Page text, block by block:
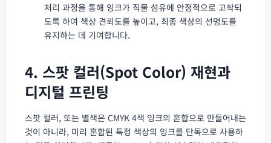
처리 과정을 통해 잉크가 직물 섬유에 안정적으로 고착되
도록 하여 색상 견뢰도를 높이고, 최종 색상의 선명도를
유지하는 데 기여합니다.
4. 스팟 컬러(Spot Color) 재현과
디지털 프린팅
스팟 컬러, 또는 별색은 CMYK 4색 잉크의 혼합으로 만들어내는
것이 아니라, 미리 혼합된 특정 색상의 잉크를 단독으로 사용하